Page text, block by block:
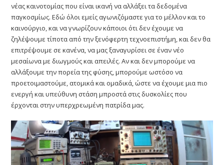
νέας καινοτομίας που είναι ικανή να αλλάξει τα δεδομένα
παγκοσμίως. Εδώ όλοι εμείς αγωνιζόμαστε για το μέλλον και το
καινούργιο, και να γνωρίζουν κάποιοι ότι δεν έχουμε να
ζηλέψουμε τίποτα από την ξενόφερτη τεχνοεπιστήμη, και δεν θα
επιτρέψουμε σε κανένα, να μας ξαναγυρίσει σε έναν νέο
μεσαίωνα με διωγμούς και απειλές. Αν και δεν μπορούμε να
αλλάξουμε την πορεία της φύσης, μπορούμε ωστόσο να
προετοιμαστούμε, ατομικά και ομαδικά, ώστε να έχουμε μια πιο
ενεργή και υπεύθυνη στάση μπροστά στις δυσκολίες που
έρχονται στην υπερχρεωμένη πατρίδα μας.